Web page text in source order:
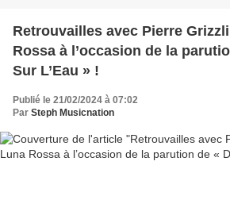
Retrouvailles avec Pierre
Rossa à l’occasion de la
Sur L’Eau » !
Publié le 21/02/2024 à 07:02
Par Steph Musicnation